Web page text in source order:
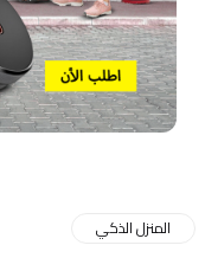
المنزل الذكي